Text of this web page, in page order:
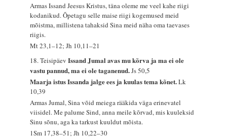
Armas Issand Jeesus Kristus, täna oleme me veel kahe riigi
kodanikud. Õpetagu selle maise riigi kogemused meid
mõistma, millistena tahaksid Sina meid näha oma taevases
riigis.
Mt 23,1–12; Jh 10,11–21
18. TeisipäevIssand Jumal avas mu kõrva ja ma ei ole
vastu pannud, ma ei ole taganenud.Js 50,5
Maarja istus Issanda jalge ees ja kuulas tema kõnet.Lk
10,39
Armas Jumal, Sina võid meiega rääkida väga erinevatel
viisidel. Me palume Sind, anna meile kõrvad, mis kuuleksid
Sinu sõnu, aga ka tarkust kuuldut mõista.
1Sm 17,38–51; Jh 10,22–30